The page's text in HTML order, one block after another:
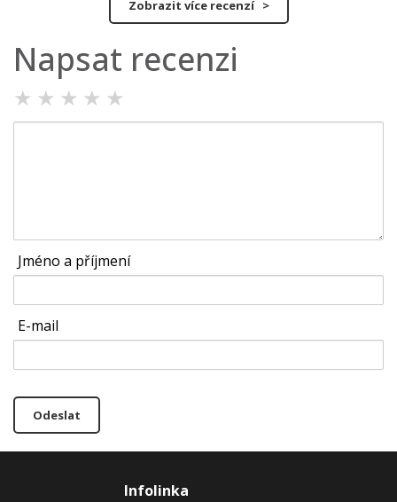
Zobrazit více recenzí >
Napsat recenzi
★ ★ ★ ★ ★
Jméno a příjmení
E-mail
Odeslat
Infolinka